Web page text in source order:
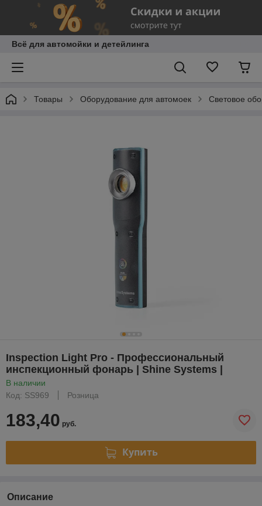
Всё для автомойки и детейлинга
Товары Оборудование для автомоек Световое
Inspection Light Pro - Профессиональный
инспекционный фонарь | Shine Systems |
В наличии
Код: SS969
Розница
183,40 руб.
Купить
Описание